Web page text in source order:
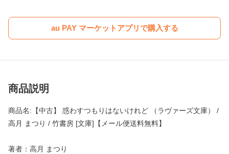
au PAY マーケットアプリで購入する
商品説明
商品名:【中古】 惑わすつもりはないけれど （ラヴァーズ文庫） /
高月 まつり / 竹書房 [文庫]【メール便送料無料】
著者：高月 まつり